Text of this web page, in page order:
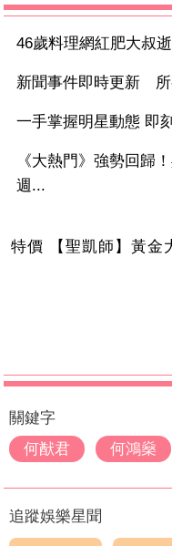
46歲料理網紅肥大叔
新聞事件即時更新 所
一手掌握明星動態 即
《大熱門》強勢回歸
週...
特價 【聖凱師】黃金
關鍵字
何猷君
何鴻燊
追蹤娛樂星聞